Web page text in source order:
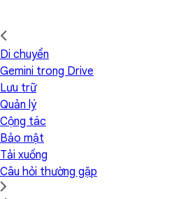
Di chuyển
Gemini trong Drive
Lưu trữ
Quản lý
Cộng tác
Bảo mật
Tải xuống
Câu hỏi thường gặp